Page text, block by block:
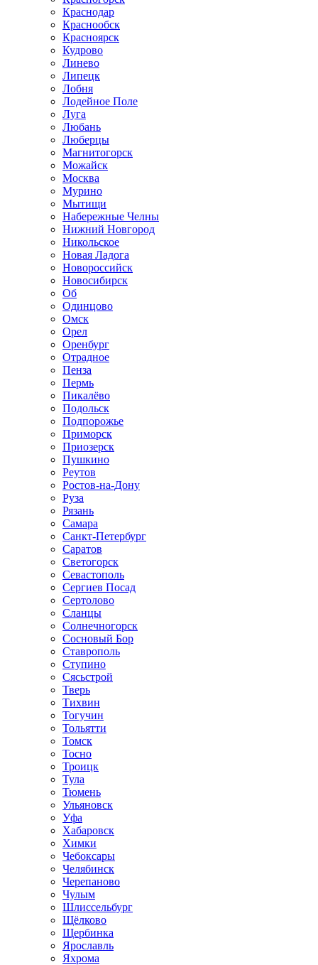
Краснодар
Краснообск
Красноярск
Кудрово
Линево
Липецк
Лобня
Лодейное Поле
Луга
Любань
Люберцы
Магнитогорск
Можайск
Москва
Мурино
Мытищи
Набережные Челны
Нижний Новгород
Никольское
Новая Ладога
Новороссийск
Новосибирск
Об
Одинцово
Омск
Орел
Оренбург
Отрадное
Пенза
Пермь
Пикалёво
Подольск
Подпорожье
Приморск
Приозерск
Пушкино
Реутов
Ростов-на-Дону
Руза
Рязань
Самара
Санкт-Петербург
Саратов
Светогорск
Севастополь
Сергиев Посад
Сертолово
Сланцы
Солнечногорск
Сосновый Бор
Ставрополь
Ступино
Сясьстрой
Тверь
Тихвин
Тогучин
Тольятти
Томск
Тосно
Троицк
Тула
Тюмень
Ульяновск
Уфа
Хабаровск
Химки
Чебоксары
Челябинск
Черепаново
Чулым
Шлиссельбург
Щёлково
Щербинка
Ярославль
Яхрома